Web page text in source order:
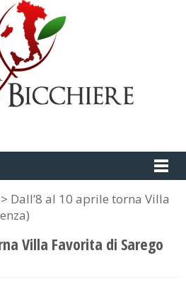
> Dall’8 al 10 aprile torna Villa
Villa Favorita di Sarego